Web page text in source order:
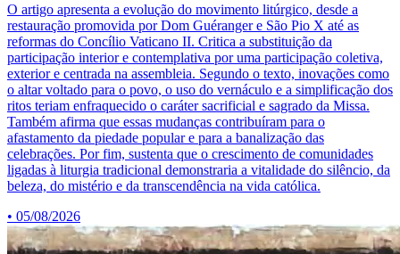
O artigo apresenta a evolução do movimento litúrgico, desde a
restauração promovida por Dom Guéranger e São Pio X até as
reformas do Concílio Vaticano II. Critica a substituição da
participação interior e contemplativa por uma participação coletiva,
exterior e centrada na assembleia. Segundo o texto, inovações como
o altar voltado para o povo, o uso do vernáculo e a simplificação dos
ritos teriam enfraquecido o caráter sacrificial e sagrado da Missa.
Também afirma que essas mudanças contribuíram para o
afastamento da piedade popular e para a banalização das
celebrações. Por fim, sustenta que o crescimento de comunidades
ligadas à liturgia tradicional demonstraria a vitalidade do silêncio, da
beleza, do mistério e da transcendência na vida católica.
• 05/08/2026